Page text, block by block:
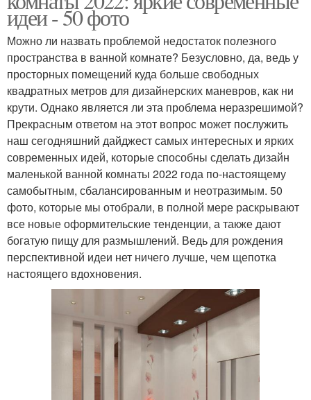
идеи - 50 фото
Можно ли назвать проблемой недостаток полезного
пространства в ванной комнате? Безусловно, да, ведь у
просторных помещений куда больше свободных
квадратных метров для дизайнерских маневров, как ни
крути. Однако является ли эта проблема неразрешимой?
Прекрасным ответом на этот вопрос может послужить
наш сегодняшний дайджест самых интересных и ярких
современных идей, которые способны сделать дизайн
маленькой ванной комнаты 2022 года по-настоящему
самобытным, сбалансированным и неотразимым. 50
фото, которые мы отобрали, в полной мере раскрывают
все новые оформительские тенденции, а также дают
богатую пищу для размышлений. Ведь для рождения
перспективной идеи нет ничего лучше, чем щепотка
настоящего вдохновения.